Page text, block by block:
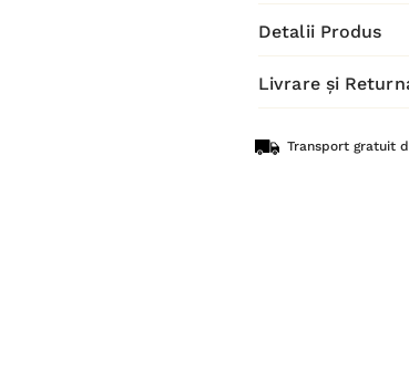
Detalii Produs
Livrare și
Transport gratuit